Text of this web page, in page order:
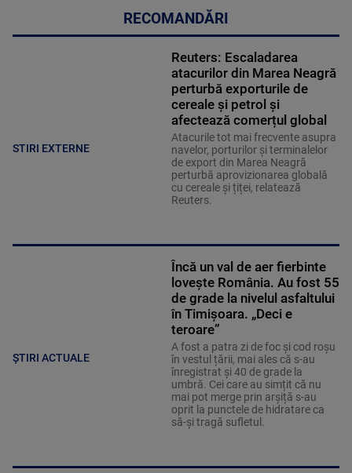
RECOMANDĂRI
STIRI EXTERNE
Reuters: Escaladarea
atacurilor din Marea Neagră
perturbă exporturile de
cereale și petrol și
afectează comerțul global
Atacurile tot mai frecvente asupra
navelor, porturilor și terminalelor
de export din Marea Neagră
perturbă aprovizionarea globală
cu cereale și țiței, relatează
Reuters.
ȘTIRI ACTUALE
Încă un val de aer fierbinte
lovește România. Au fost 55
de grade la nivelul asfaltului
în Timișoara. „Deci e
teroare”
A fost a patra zi de foc și cod roșu
în vestul țării, mai ales că s-au
înregistrat și 40 de grade la
umbră. Cei care au simțit că nu
mai pot merge prin arșiță s-au
oprit la punctele de hidratare ca
să-și tragă sufletul.